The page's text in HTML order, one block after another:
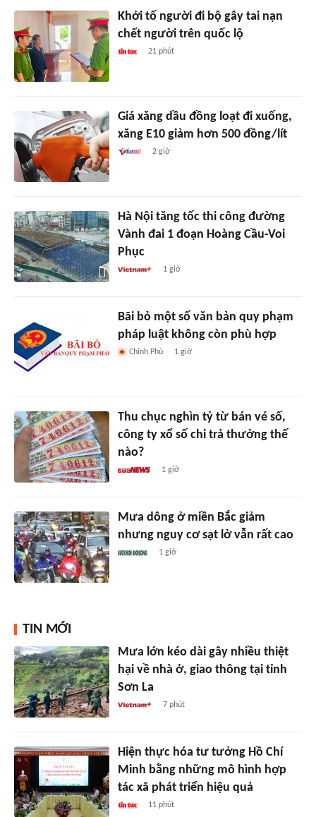
Khởi tố người đi bộ gây tai nạn
chết người trên quốc lộ
21 phút
Giá xăng dầu đồng loạt đi xuống,
xăng E10 giảm hơn 500 đồng/lít
2 giờ
Hà Nội tăng tốc thi công đường
Vành đai 1 đoạn Hoàng Cầu-Voi
Phục
1 giờ
Bãi bỏ một số văn bản quy phạm
pháp luật không còn phù hợp
Chính Phủ 1 giờ
Thu chục nghìn tỷ từ bán vé số,
công ty xổ số chi trả thưởng thế
nào?
1 giờ
Mưa dông ở miền Bắc giảm
nhưng nguy cơ sạt lở vẫn rất cao
1 giờ
TIN MỚI
Mưa lớn kéo dài gây nhiều thiệt
hại về nhà ở, giao thông tại tỉnh
Sơn La
7 phút
Hiện thực hóa tư tưởng Hồ Chí
Minh bằng những mô hình hợp
tác xã phát triển hiệu quả
11 phút